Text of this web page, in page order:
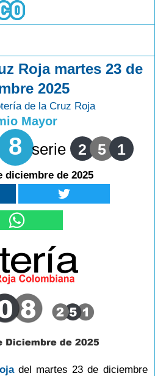
Roja martes 23 de
2025
de la Cruz Roja
Mayor
8 serie 2 5 1
diciembre de 2025
del martes 23 de diciembre